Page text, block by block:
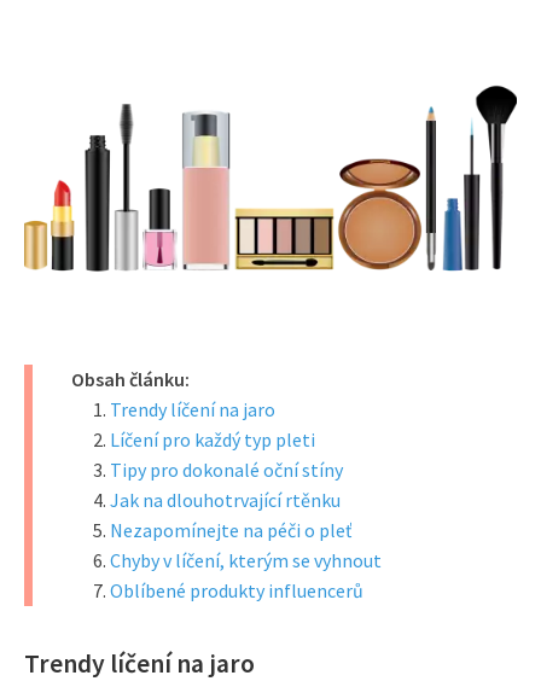
Obsah článku:
Trendy líčení na jaro
Líčení pro každý typ pleti
Tipy pro dokonalé oční stíny
Jak na dlouhotrvající rtěnku
Nezapomínejte na péči o pleť
Chyby v líčení, kterým se vyhnout
Oblíbené produkty influencerů
Trendy líčení na jaro